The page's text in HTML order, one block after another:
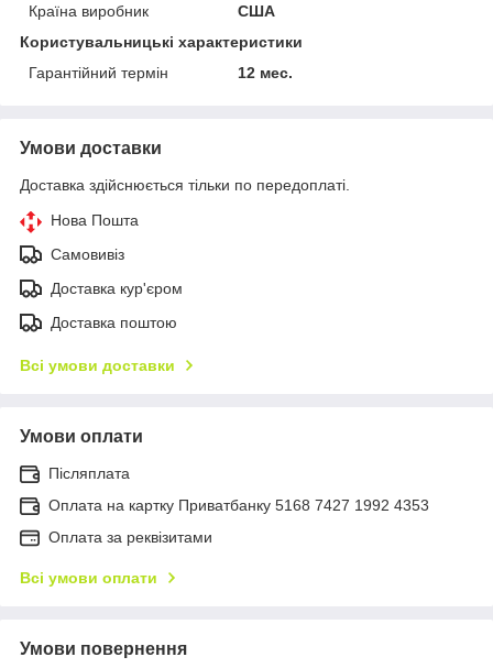
Країна виробник
США
Користувальницькі характеристики
Гарантійний термін
12 мес.
Умови доставки
Доставка здійснюється тільки по передоплаті.
Нова Пошта
Самовивіз
Доставка кур'єром
Доставка поштою
Всі умови доставки
Умови оплати
Післяплата
Оплата на картку Приватбанку 5168 7427 1992 4353
Оплата за реквізитами
Всі умови оплати
Умови повернення